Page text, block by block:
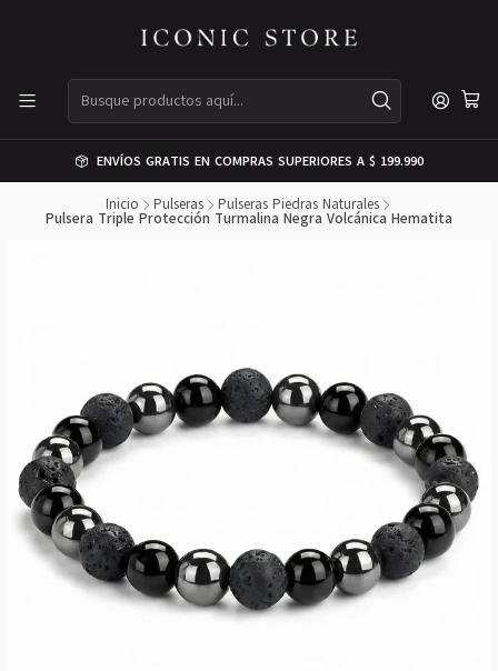
ENVÍOS GRATIS EN COMPRAS SUPERIORES A $ 199.990
Inicio Pulseras Pulseras Piedras Naturales
Pulsera Triple Protección Turmalina Negra Volcánica Hematita